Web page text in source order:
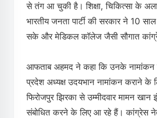
से तंग आ चुकी है। शिक्षा, चिकित्सा के
भारतीय जनता पार्टी की सरकार ने 10
सके और मेडिकल कॉलेज जैसी सौगात
आफताब अहमद ने कहा कि उनके नामांकन में
प्रदेश अध्यक्ष उदयभान नामांकन कराने के
फिरोजपुर झिरका से उम्मीदवार मामन खान
संबोधित करने के लिए आ रहे हैं। कांग्रेस